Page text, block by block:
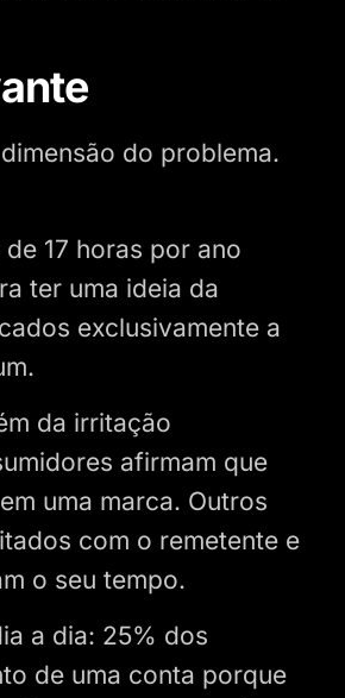
do problema.
17 horas por ano
ter uma ideia da
exclusivamente a
da irritação
afirmam que
uma marca. Outros
com o remetente e
o seu tempo.
a dia: 25% dos
de uma conta porque